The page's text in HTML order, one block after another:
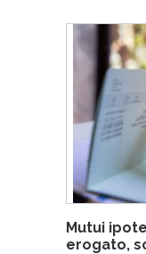
Mutui
erogato,